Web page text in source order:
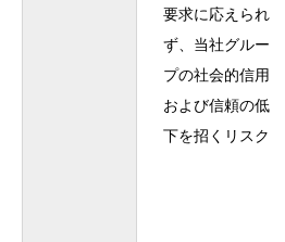
要求に応えられ
ず、当社グルー
プの社会的信用
および信頼の低
下を招くリスク